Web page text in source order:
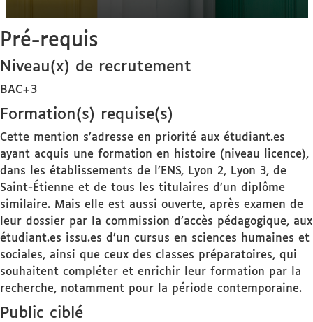
Pré-requis
Niveau(x) de recrutement
BAC+3
Formation(s) requise(s)
Cette mention s’adresse en priorité aux étudiant.es
ayant acquis une formation en histoire (niveau licence),
dans les établissements de l’ENS, Lyon 2, Lyon 3, de
Saint-Étienne et de tous les titulaires d’un diplôme
similaire. Mais elle est aussi ouverte, après examen de
leur dossier par la commission d’accès pédagogique, aux
étudiant.es issu.es d’un cursus en sciences humaines et
sociales, ainsi que ceux des classes préparatoires, qui
souhaitent compléter et enrichir leur formation par la
recherche, notamment pour la période contemporaine.
Public ciblé